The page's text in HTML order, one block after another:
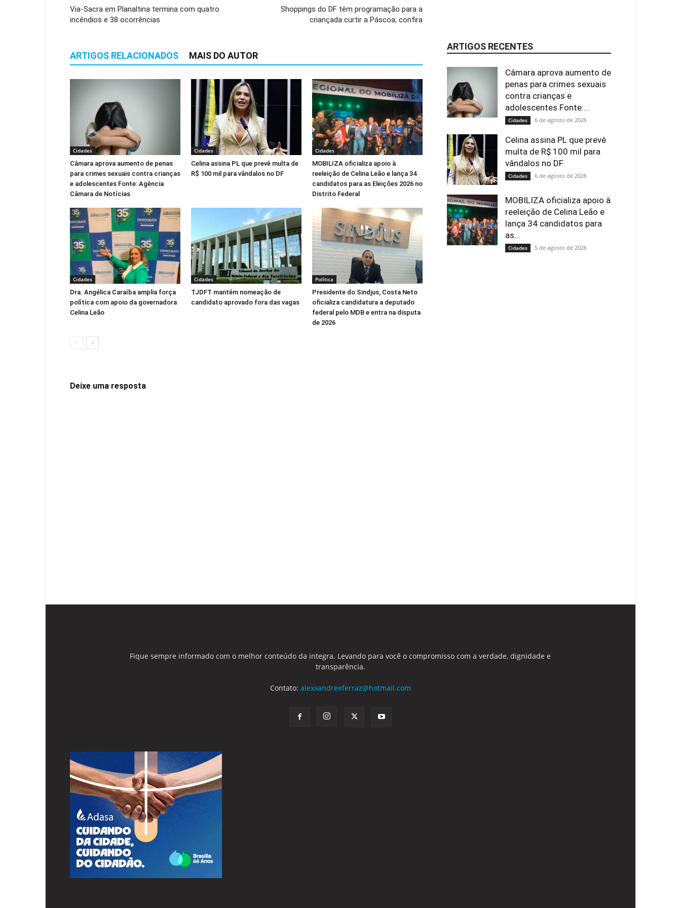
Via-Sacra em Planaltina termina com quatro
incêndios e 38 ocorrências
Shoppings do DF têm programação para a
criançada curtir a Páscoa; confira
ARTIGOS RELACIONADOS MAIS DO AUTOR
Cidades
Câmara aprova aumento de penas
para crimes sexuais contra crianças
e adolescentes Fonte: Agência
Câmara de Notícias
Cidades
Celina assina PL que prevê multa de
R$ 100 mil para vândalos no DF
Cidades
MOBILIZA oficializa apoio à
reeleição de Celina Leão e lança 34
candidatos para as Eleições 2026 no
Distrito Federal
Cidades
Dra. Angélica Caraíba amplia força
política com apoio da governadora
Celina Leão
Cidades
TJDFT mantém nomeação de
candidato aprovado fora das vagas
Política
Presidente do Sindjus, Costa Neto
oficializa candidatura a deputado
federal pelo MDB e entra na disputa
de 2026
Deixe uma resposta
ARTIGOS RECENTES
Câmara aprova aumento de
penas para crimes sexuais
contra crianças e
adolescentes Fonte:...
Cidades 6 de agosto de 2026
Celina assina PL que prevê
multa de R$ 100 mil para
vândalos no DF
Cidades 6 de agosto de 2026
MOBILIZA oficializa apoio à
reeleição de Celina Leão e
lança 34 candidatos para
as...
Cidades 5 de agosto de 2026
Fique sempre informado com o melhor conteúdo da integra. Levando para você o compromisso com a verdade, dignidade e
transparência.
Contato: alexxandreeferraz@hotmail.com